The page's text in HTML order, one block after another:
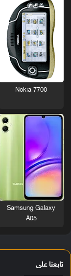
Nokia 7700
Samsung Galaxy
A05
تابعنا على